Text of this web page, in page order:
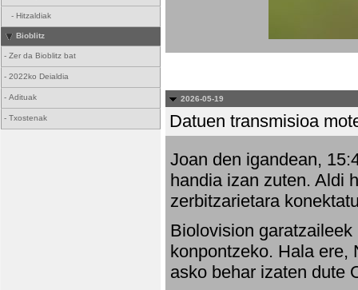
- Hitzaldiak
Bioblitz
- Zer da Bioblitz bat
- 2022ko Deialdia
- Adituak
- Txostenak
2026-05-19
Datuen transmisioa
Joan den igandean,
handia izan zuten. Aldi
zerbitzarietara
Biolovision
konpontzeko. Hala ere,
asko behar izaten dute